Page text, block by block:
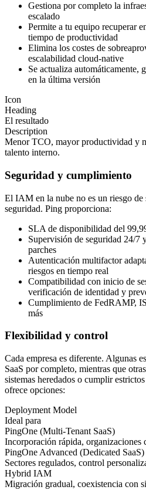
Gestiona por completo la
escalado
Permite a tu equipo recuperar
tiempo de productividad
Elimina los costes de
escalabilidad cloud-native
Se actualiza automáticamente,
en la última versión
Icon
Heading
El resultado
Description
Menor TCO, mayor productividad y
talento interno.
Seguridad y cumplimiento
El IAM en la nube no es un riesgo de
seguridad. Ping proporciona:
SLA de disponibilidad del
Supervisión de seguridad 24/7
parches
Autenticación multifactor
riesgos en tiempo real
Compatibilidad con inicio de
verificación de identidad y
Cumplimiento de FedRAMP,
más
Flexibilidad y control
Cada empresa es diferente. Algunas
SaaS por completo, mientras que
sistemas heredados o cumplir
ofrece opciones:
Deployment Model
Ideal para
PingOne (Multi-Tenant SaaS)
Incorporación rápida, organizaciones
PingOne Advanced (Dedicated SaaS)
Sectores regulados, control
Hybrid IAM
Migración gradual, coexistencia con